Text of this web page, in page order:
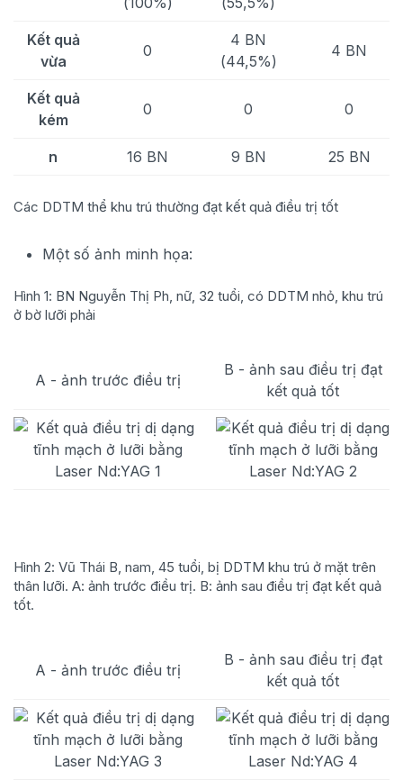
Kết quả
vừa
0
4 BN
(44,5%)
4 BN
Kết quả
kém
0 0 0
n 16 BN 9 BN 25 BN
Các DDTM thể khu trú thường đạt kết quả điều trị tốt
Một số ảnh minh họa:
Hình 1: BN Nguyễn Thị Ph, nữ, 32 tuổi, có DDTM nhỏ, khu trú
ở bờ lưỡi phải
A - ảnh trước điều trị
B - ảnh sau điều trị đạt
kết quả tốt
Hình 2: Vũ Thái B, nam, 45 tuổi, bị DDTM khu trú ở mặt trên
thân lưỡi. A: ảnh trước điều trị. B: ảnh sau điều trị đạt kết quả
tốt.
A - ảnh trước điều trị
B - ảnh sau điều trị đạt
kết quả tốt